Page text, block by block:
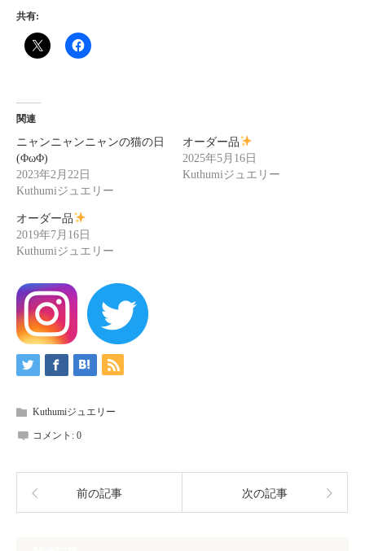
共有:
関連
ニャンニャンニャンの猫の日
(ΦωΦ)
2023年2月22日
Kuthumiジュエリー
オーダー品
2025年5月16日
Kuthumiジュエリー
オーダー品
2019年7月16日
Kuthumiジュエリー
Kuthumiジュエリー
コメント: 0
前の記事 次の記事